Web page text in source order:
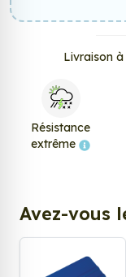
Livraison à
Résistance
extrême
Avez-vous